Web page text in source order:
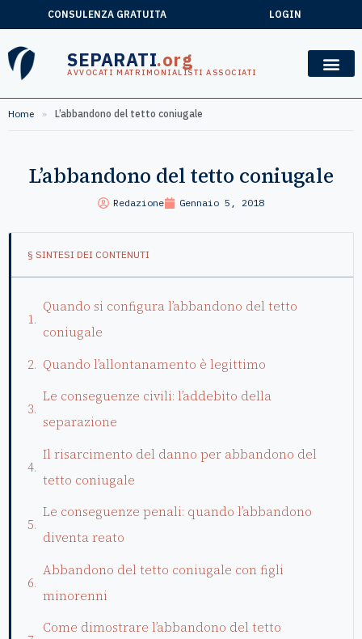
CONSULENZA GRATUITA LOGIN
SEPARATI.org
AVVOCATI MATRIMONIALISTI ASSOCIATI
Home » L’abbandono del tetto coniugale
L’abbandono del tetto coniugale
Redazione Gennaio 5, 2018
§ SINTESI DEI CONTENUTI
Quando si configura l’abbandono del tetto
coniugale
Quando l’allontanamento è legittimo
Le conseguenze civili: l’addebito della
separazione
Il risarcimento del danno per abbandono del
tetto coniugale
Le conseguenze penali: quando l’abbandono
diventa reato
Abbandono del tetto coniugale con figli
minorenni
Come dimostrare l’abbandono del tetto